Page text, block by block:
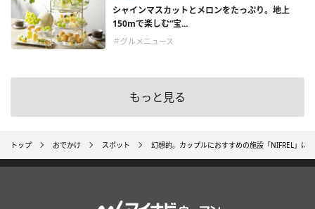
シャインマスカットとメロンをたっぷり。地上
150mで楽しむ“宝...
＃グルメニュース
もっと見る
トップ おでかけ スポット 幻想的。カップルにおすすめの施設「NIFREL」に